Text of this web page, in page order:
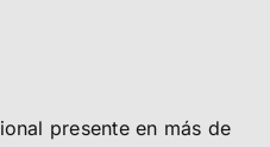
presente en más de